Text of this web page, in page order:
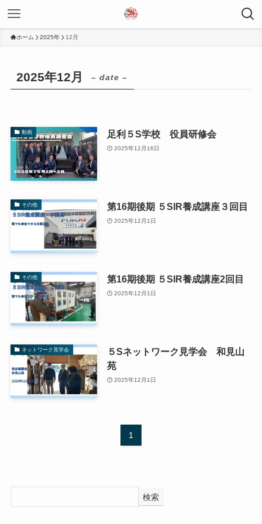
ホーム 2025年 12月
2025年12月 – date –
動画 足利５S学校 役員研修会
2025年12月16日
その他 第16期後期 ５SIR養成講座３回目
2025年12月1日
その他 第16期後期 ５SIR養成講座2回目
2025年12月1日
ネットワーク見学会
５Sネットワーク見学会 和見山
苑
2025年12月1日
1
検索